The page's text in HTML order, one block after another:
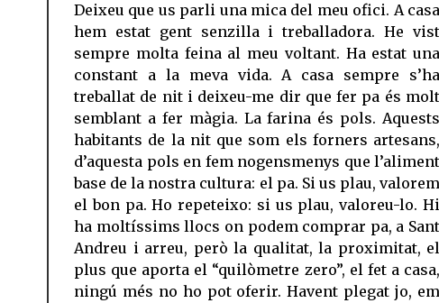
Deixeu que us parli una mica del meu ofici. A casa
hem estat gent senzilla i treballadora. He vist
sempre molta feina al meu voltant. Ha estat una
constant a la meva vida. A casa sempre s’ha
treballat de nit i deixeu-me dir que fer pa és molt
semblant a fer màgia. La farina és pols. Aquests
habitants de la nit que som els forners artesans,
d’aquesta pols en fem nogensmenys que l’aliment
base de la nostra cultura: el pa. Si us plau, valorem
el bon pa. Ho repeteixo: si us plau, valoreu-lo. Hi
ha moltíssims llocs on podem comprar pa, a Sant
Andreu i arreu, però la qualitat, la proximitat, el
plus que aporta el “quilòmetre zero”, el fet a casa,
ningú més no ho pot oferir. Havent plegat jo, em